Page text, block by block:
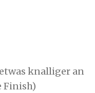
knalliger an
Finish)